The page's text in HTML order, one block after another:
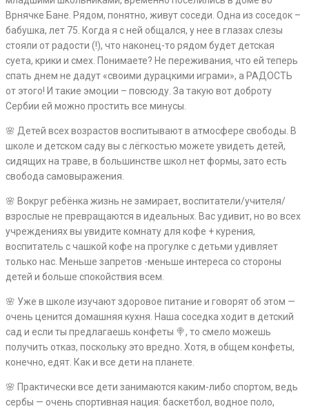
Врнячке Бане. Рядом, понятно, живут соседи. Одна из соседок –
бабушка, лет 75. Когда я с ней общался, у нее в глазах слезы
стояли от радости (!), что наконец-то рядом будет детская
суета, крики и смех. Понимаете? Не переживания, что ей теперь
спать днем не дадут «своими дурацкими играми», а РАДОСТЬ
от этого! И такие эмоции – повсюду. За такую вот доброту
Сербии ей можно простить все минусы.
🌸 Детей всех возрастов воспитывают в атмосфере свободы. В
школе и детском саду вы с лёгкостью можете увидеть детей,
сидящих на траве, в большинстве школ нет формы, зато есть
свобода самовыражения.
🌸 Вокруг ребёнка жизнь не замирает, воспитатели/учителя/
взрослые не превращаются в идеальных. Вас удивит, но во всех
учреждениях вы увидите комнату для кофе + курения,
воспитатель с чашкой кофе на прогулке с детьми удивляет
только нас. Меньше запретов -меньше интереса со стороны
детей и больше спокойствия всем.
🌸 Уже в школе изучают здоровое питание и говорят об этом —
очень ценится домашняя кухня. Наша соседка ходит в детский
сад и если ты предлагаешь конфеты 🍭, то смело можешь
получить отказ, поскольку это вредно. Хотя, в общем конфеты,
конечно, едят. Как и все дети на планете.
🌸 Практически все дети занимаются каким-либо спортом, ведь
сербы — очень спортивная нация: баскетбол, водное поло,